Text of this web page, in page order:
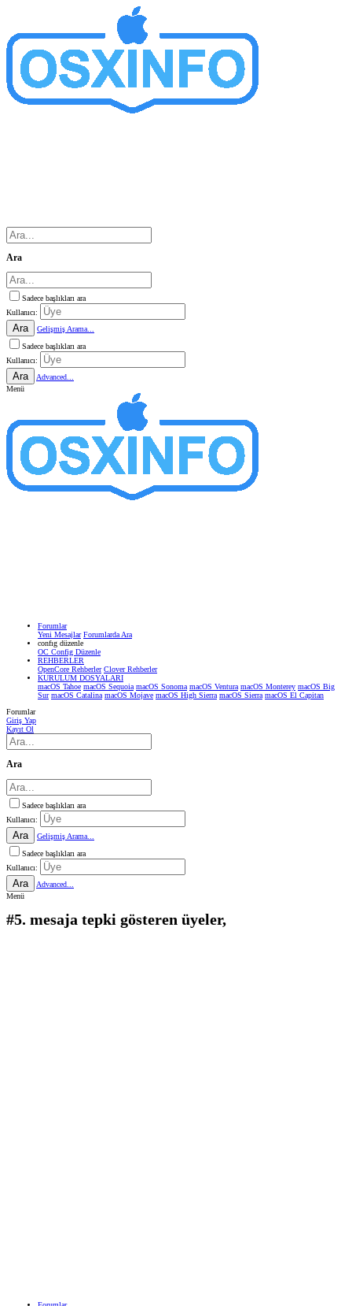
Ara
Sadece başlıkları ara
Kullanıcı:
Ara
Gelişmiş Arama...
Sadece başlıkları ara
Kullanıcı:
Ara
Advanced...
Menü
Forumlar
Yeni Mesajlar Forumlarda Ara
confıg düzenle
OC Config Düzenle
REHBERLER
OpenCore Rehberler Clover Rehberler
KURULUM DOSYALARI
macOS Tahoe macOS Sequoia macOS Sonoma macOS Ventura macOS Monterey macOS Big
Sur macOS Catalina macOS Mojave macOS High Sierra macOS Sierra macOS El Capitan
Forumlar
Giriş Yap
Kayıt Ol
Ara
Sadece başlıkları ara
Kullanıcı:
Ara
Gelişmiş Arama...
Sadece başlıkları ara
Kullanıcı:
Ara
Advanced...
Menü
#5. mesaja tepki gösteren üyeler,